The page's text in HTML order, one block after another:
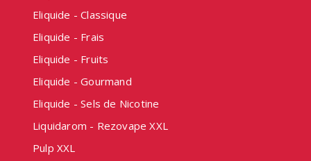
Eliquide - Classique
Eliquide - Frais
Eliquide - Fruits
Eliquide - Gourmand
Eliquide - Sels de Nicotine
Liquidarom - Rezovape XXL
Pulp XXL